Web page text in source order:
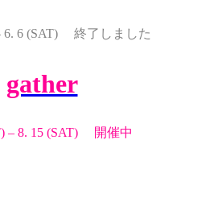
6. 6 (SAT) 終了しました
gather
– 8. 15 (SAT) 開催中